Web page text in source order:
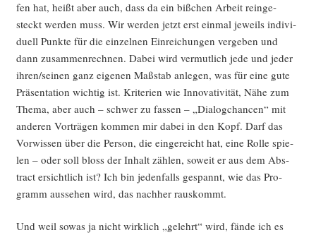
fen hat, heißt aber auch, dass da ein biß­chen Arbeit rein­ge­
steckt wer­den muss. Wir wer­den jetzt erst ein­mal jeweils indi­vi­
du­ell Punk­te für die ein­zel­nen Ein­rei­chun­gen ver­ge­ben und
dann zusam­men­rech­nen. Dabei wird ver­mut­lich jede und jeder
ihren/seinen ganz eige­nen Maß­stab anle­gen, was für eine gute
Prä­sen­ta­ti­on wich­tig ist. Kri­te­ri­en wie Inno­va­ti­vi­tät, Nähe zum
The­ma, aber auch – schwer zu fas­sen – „Dia­log­chan­cen“ mit
ande­ren Vor­trä­gen kom­men mir dabei in den Kopf. Darf das
Vor­wis­sen über die Per­son, die ein­ge­reicht hat, eine Rol­le spie­
len – oder soll bloss der Inhalt zäh­len, soweit er aus dem Abs­
tract ersicht­lich ist? Ich bin jeden­falls gespannt, wie das Pro­
gramm aus­se­hen wird, das nach­her rauskommt.
Und weil sowas ja nicht wirk­lich „gelehrt“ wird, fän­de ich es